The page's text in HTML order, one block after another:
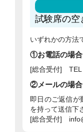
試験席の空
いずれかの方法
①お電話の場合
[総合受付] TEL
②メールの場合
即日のご返信が
を持って送信下
[総合受付]